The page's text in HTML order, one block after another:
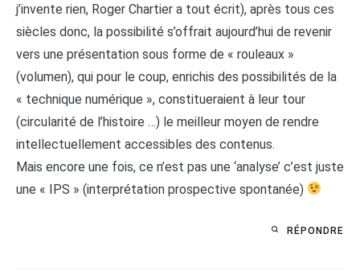
j’invente rien, Roger Chartier a tout écrit), après tous ces
siècles donc, la possibilité s’offrait aujourd’hui de revenir
vers une présentation sous forme de « rouleaux »
(volumen), qui pour le coup, enrichis des possibilités de la
« technique numérique », constitueraient à leur tour
(circularité de l’histoire …) le meilleur moyen de rendre
intellectuellement accessibles des contenus.
Mais encore une fois, ce n’est pas une ‘analyse’ c’est juste
une « IPS » (interprétation prospective spontanée)
RÉPONDRE